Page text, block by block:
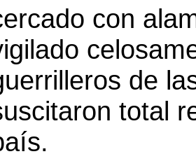
con
de
total